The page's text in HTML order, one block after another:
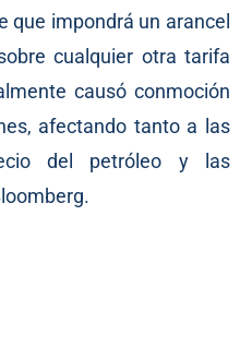
que impondrá un arancel
cualquier otra tarifa
causó conmoción
afectando tanto a las
del petróleo y las